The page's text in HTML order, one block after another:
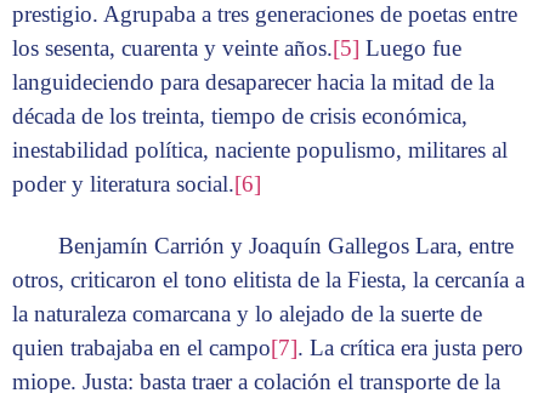
prestigio. Agrupaba a tres generaciones de poetas entre
los sesenta, cuarenta y veinte años.[5] Luego fue
languideciendo para desaparecer hacia la mitad de la
década de los treinta, tiempo de crisis económica,
inestabilidad política, naciente populismo, militares al
poder y literatura social.[6]
Benjamín Carrión y Joaquín Gallegos Lara, entre
otros, criticaron el tono elitista de la Fiesta, la cercanía a
la naturaleza comarcana y lo alejado de la suerte de
quien trabajaba en el campo[7]. La crítica era justa pero
miope. Justa: basta traer a colación el transporte de la